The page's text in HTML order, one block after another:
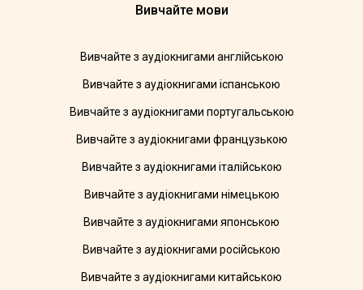
Вивчайте мови
Вивчайте з аудіокнигами англійською
Вивчайте з аудіокнигами іспанською
Вивчайте з аудіокнигами португальською
Вивчайте з аудіокнигами французькою
Вивчайте з аудіокнигами італійською
Вивчайте з аудіокнигами німецькою
Вивчайте з аудіокнигами японською
Вивчайте з аудіокнигами російською
Вивчайте з аудіокнигами китайською